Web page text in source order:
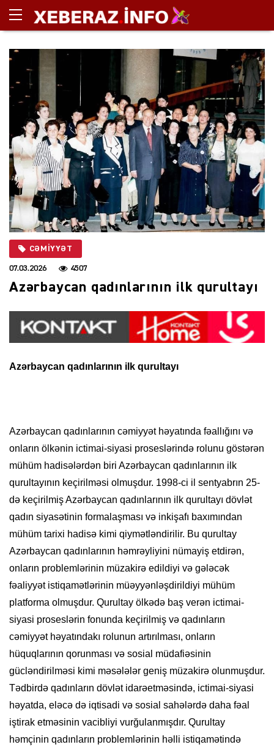
CƏMIYYƏT
07.03.2026 4507
Azərbaycan qadınlarının ilk qurultayı
Azərbaycan qadınlarının ilk qurultayı
Azərbaycan qadınlarının cəmiyyət həyatında fəallığını və
onların ölkənin ictimai-siyasi proseslərində rolunu göstərən
mühüm hadisələrdən biri Azərbaycan qadınlarının ilk
qurultayının keçirilməsi olmuşdur. 1998-ci il sentyabrın 25-
də keçirilmiş Azərbaycan qadınlarının ilk qurultayı dövlət
qadın siyasətinin formalaşması və inkişafı baxımından
mühüm tarixi hadisə kimi qiymətləndirilir. Bu qurultay
Azərbaycan qadınlarının həmrəyliyini nümayiş etdirən,
onların problemlərinin müzakirə edildiyi və gələcək
fəaliyyət istiqamətlərinin müəyyənləşdirildiyi mühüm
platforma olmuşdur. Qurultay ölkədə baş verən ictimai-
siyasi proseslərin fonunda keçirilmiş və qadınların
cəmiyyət həyatındakı rolunun artırılması, onların
hüquqlarının qorunması və sosial müdafiəsinin
gücləndirilməsi kimi məsələlər geniş müzakirə olunmuşdur.
Tədbirdə qadınların dövlət idarəetməsində, ictimai-siyasi
həyatda, eləcə də iqtisadi və sosial sahələrdə daha fəal
iştirak etməsinin vacibliyi vurğulanmışdır. Qurultay
həmçinin qadınların problemlərinin həlli istiqamətində